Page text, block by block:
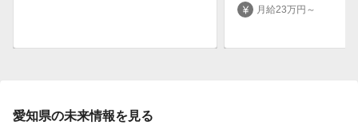
currency_yen 月給23万円～
愛知県の未来情報を見る